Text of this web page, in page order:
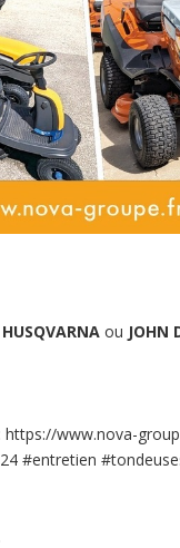
HUSQVARNA ou JOHN
https://www.nova-
#entretien